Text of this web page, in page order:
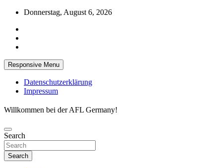
Skip
content
Donnerstag, August 6, 2026
Responsive Menu
Datenschutzerklärung
Impressum
Willkommen bei der AFL Germany!
Search
Search